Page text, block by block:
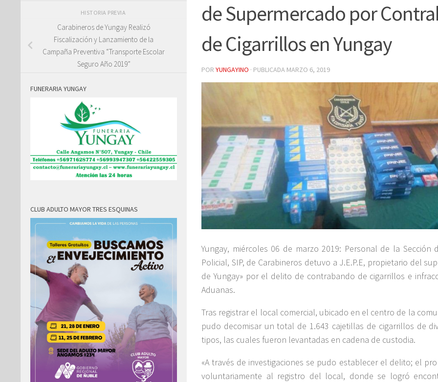
de Supermercado por
de Cigarrillos en Yungay
POR YUNGAYINO · PUBLICADA MARZO 6, 2019
Yungay, miércoles 06 de marzo 2019: Personal de la Sección
Policial, SIP, de Carabineros detuvo a J.E.P.E, propietario del
de Yungay» por el delito de contrabando de cigarrillos e
Aduanas.
Tras registrar el local comercial, ubicado en el centro de la
pudo decomisar un total de 1.643 cajetillas de cigarrillos de
tipos, las cuales fueron levantadas en cadena de custodia.
«A través de investigaciones se pudo establecer el delito; el
voluntariamente al registro del local, donde se logró
HISTORIA PREVIA
Carabineros de Yungay Realizó
Fiscalización y Lanzamiento de la
Campaña Preventiva “Transporte Escolar
Seguro Año 2019”
FUNERARIA YUNGAY
CLUB ADULTO MAYOR TRES ESQUINAS